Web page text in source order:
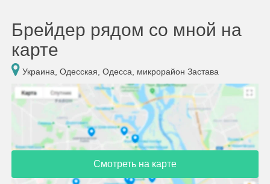
Брейдер рядом со мной на
карте
Украина, Одесская, Одесса, микрорайон Застава
Смотреть на карте